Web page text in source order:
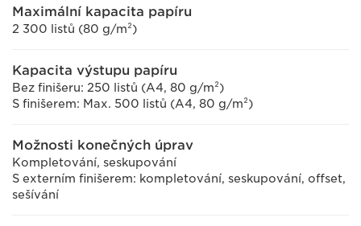
Maximální kapacita papíru
2 300 listů (80 g/m²)
Kapacita výstupu papíru
Bez finišeru: 250 listů (A4, 80 g/m²)
S finišerem: Max. 500 listů (A4, 80 g/m²)
Možnosti konečných úprav
Kompletování, seskupování
S externím finišerem: kompletování, seskupování, offset,
sešívání